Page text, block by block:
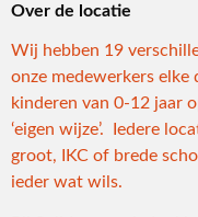
Over de locatie
Wij hebben 19
onze medewerkers elke
kinderen van 0-12 jaar
‘eigen wijze’. Iedere
groot, IKC of brede
ieder wat wils.